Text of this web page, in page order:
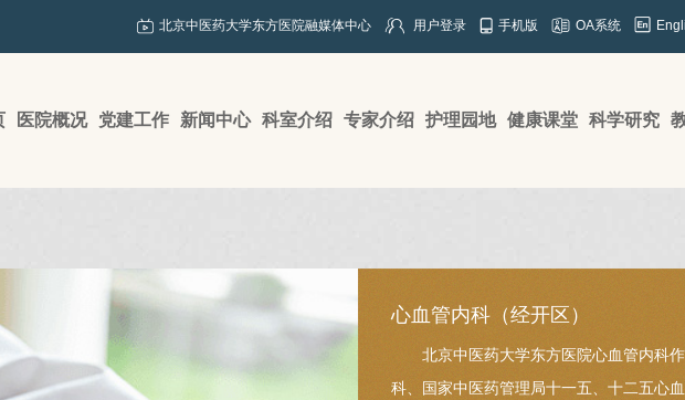
北京中医药大学东方医院融媒体中心 用户登录 手机版 OA系统
医院概况 党建工作 新闻中心 科室介绍 专家介绍 护理园地 健康课堂 科学研究
心血管内科（经开区）
北京中医药大学东方医院心血管内科
科、国家中医药管理局十一五、十二五心